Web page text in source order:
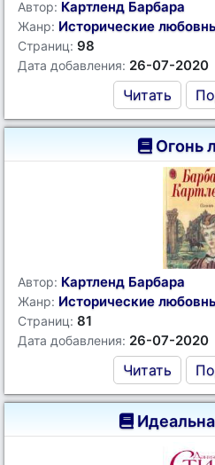
Автор: Картленд Барбара
Жанр: Исторические
Страниц: 98
Дата добавления: 26-07-2020
Читать
Огонь
Автор: Картленд Барбара
Жанр: Исторические
Страниц: 81
Дата добавления: 26-07-2020
Читать